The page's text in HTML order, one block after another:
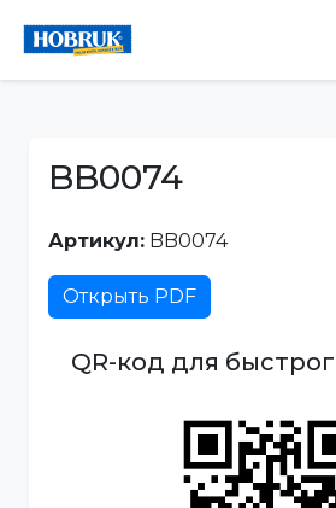
BB0074
Артикул: BB0074
Открыть PDF
QR-код для